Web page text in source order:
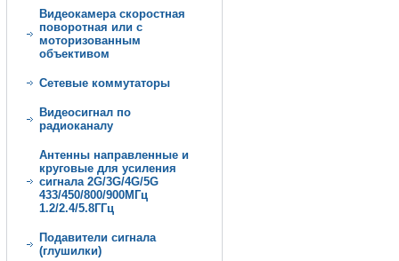
Видеокамера скоростная
поворотная или с
моторизованным
объективом
Сетевые коммутаторы
Видеосигнал по
радиоканалу
Антенны направленные и
круговые для усиления
сигнала 2G/3G/4G/5G
433/450/800/900МГц
1.2/2.4/5.8ГГц
Подавители сигнала
(глушилки)